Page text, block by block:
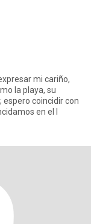
mi cariño,
la playa, su
espero coincidir con
en el l